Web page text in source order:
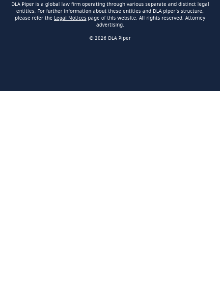
DLA Piper is a global law firm operating through various separate and distinct legal
entities. For further information about these entities and DLA piper’s structure,
please refer the Legal Notices page of this website. All rights reserved. Attorney
advertising.
© 2026 DLA Piper